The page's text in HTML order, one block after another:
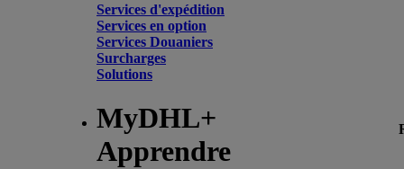
Services d'expédition
Services en option
Services Douaniers
Surcharges
Solutions
MyDHL+
Apprendre